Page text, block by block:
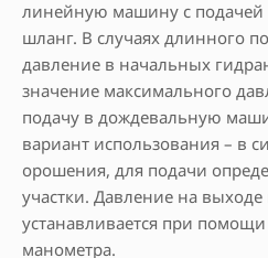
линейную машину с подачей
шланг. В случаях длинного
давление в начальных
значение максимального
подачу в дождевальную
вариант использования – в
орошения, для подачи
участки. Давление на выходе
устанавливается при
манометра.